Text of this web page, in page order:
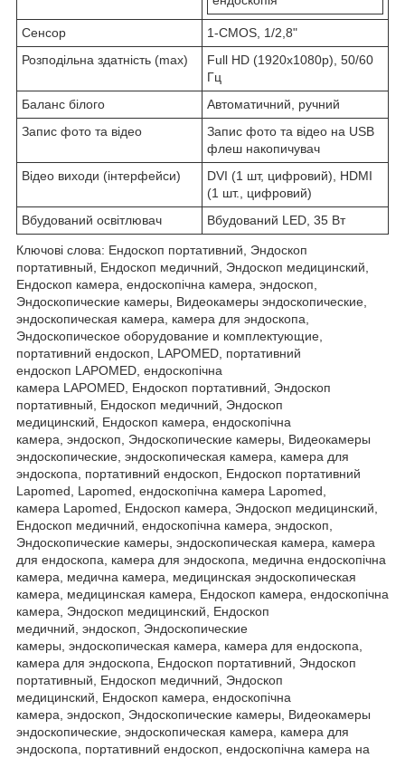
Сенсор
1-CMOS, 1/2,8"
Розподільна здатність (max)
Full HD (1920x1080p), 50/60
Гц
Баланс білого
Автоматичний, ручний
Запис фото та відео
Запис фото та відео на USB
флеш накопичувач
Відео виходи (інтерфейси)
DVI (1 шт, цифровий), HDMI
(1 шт., цифровий)
Вбудований освітлювач
Вбудований LED, 35 Вт
Ключові слова: Ендоскоп портативний, Эндоскоп
портативный, Ендоскоп медичний, Эндоскоп медицинский,
Ендоскоп камера, ендоскопічна камера, эндоскоп,
Эндоскопические камеры, Видеокамеры эндоскопические,
эндоскопическая камера, камера для эндоскопа,
Эндоскопическое оборудование и комплектующие,
портативний ендоскоп, LAPOMED, портативний
ендоскоп LAPOMED, ендоскопічна
камера LAPOMED, Ендоскоп портативний, Эндоскоп
портативный, Ендоскоп медичний, Эндоскоп
медицинский, Ендоскоп камера, ендоскопічна
камера, эндоскоп, Эндоскопические камеры, Видеокамеры
эндоскопические, эндоскопическая камера, камера для
эндоскопа, портативний ендоскоп, Ендоскоп портативний
Lapomed, Lapomed, ендоскопічна камера Lapomed,
камера Lapomed, Ендоскоп камера, Эндоскоп медицинский,
Ендоскоп медичний, ендоскопічна камера, эндоскоп,
Эндоскопические камеры, эндоскопическая камера, камера
для ендоскопа, камера для эндоскопа, медична ендоскопічна
камера, медична камера, медицинская эндоскопическая
камера, медицинская камера, Ендоскоп камера, ендоскопічна
камера, Эндоскоп медицинский, Ендоскоп
медичний, эндоскоп, Эндоскопические
камеры, эндоскопическая камера, камера для ендоскопа,
камера для эндоскопа, Ендоскоп портативний, Эндоскоп
портативный, Ендоскоп медичний, Эндоскоп
медицинский, Ендоскоп камера, ендоскопічна
камера, эндоскоп, Эндоскопические камеры, Видеокамеры
эндоскопические, эндоскопическая камера, камера для
эндоскопа, портативний ендоскоп, ендоскопічна камера на